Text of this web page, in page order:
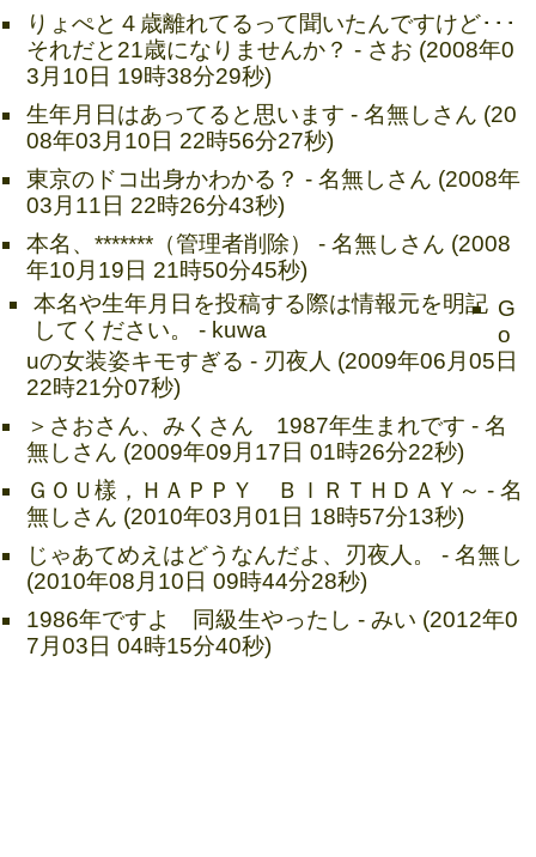
りょぺと４歳離れてるって聞いたんですけど･･･
それだと21歳になりませんか？ - さお (2008年0
3月10日 19時38分29秒)
生年月日はあってると思います - 名無しさん (20
08年03月10日 22時56分27秒)
東京のドコ出身かわかる？ - 名無しさん (2008年
03月11日 22時26分43秒)
本名、*******（管理者削除） - 名無しさん (2008
年10月19日 21時50分45秒)
本名や生年月日を投稿する際は情報元を明記
してください。 - kuwa
G
o
uの女装姿キモすぎる - 刃夜人 (2009年06月05日
22時21分07秒)
＞さおさん、みくさん 1987年生まれです - 名
無しさん (2009年09月17日 01時26分22秒)
ＧＯＵ樣，ＨＡＰＰＹ ＢＩＲＴＨＤＡＹ～ - 名
無しさん (2010年03月01日 18時57分13秒)
じゃあてめえはどうなんだよ、刃夜人。 - 名無し
(2010年08月10日 09時44分28秒)
1986年ですよ 同級生やったし - みい (2012年0
7月03日 04時15分40秒)